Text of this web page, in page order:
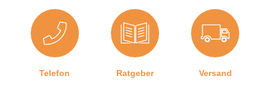
Telefon Ratgeber Versand